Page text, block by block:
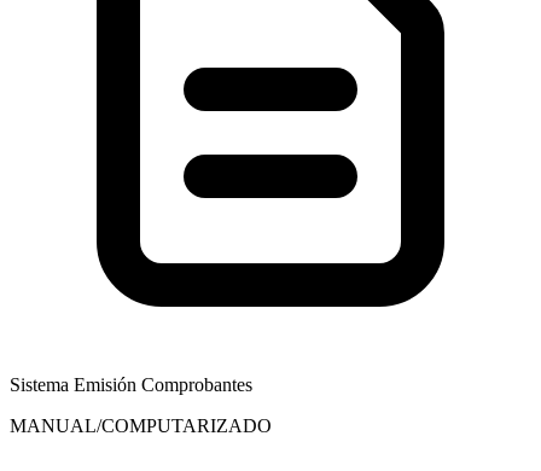
Sistema Emisión Comprobantes
MANUAL/COMPUTARIZADO